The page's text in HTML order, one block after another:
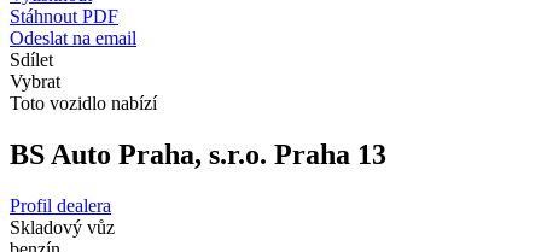
Stáhnout PDF
Odeslat na email
Sdílet
Vybrat
Toto vozidlo nabízí
BS Auto Praha, s.r.o. Praha 13
Profil dealera
Skladový vůz